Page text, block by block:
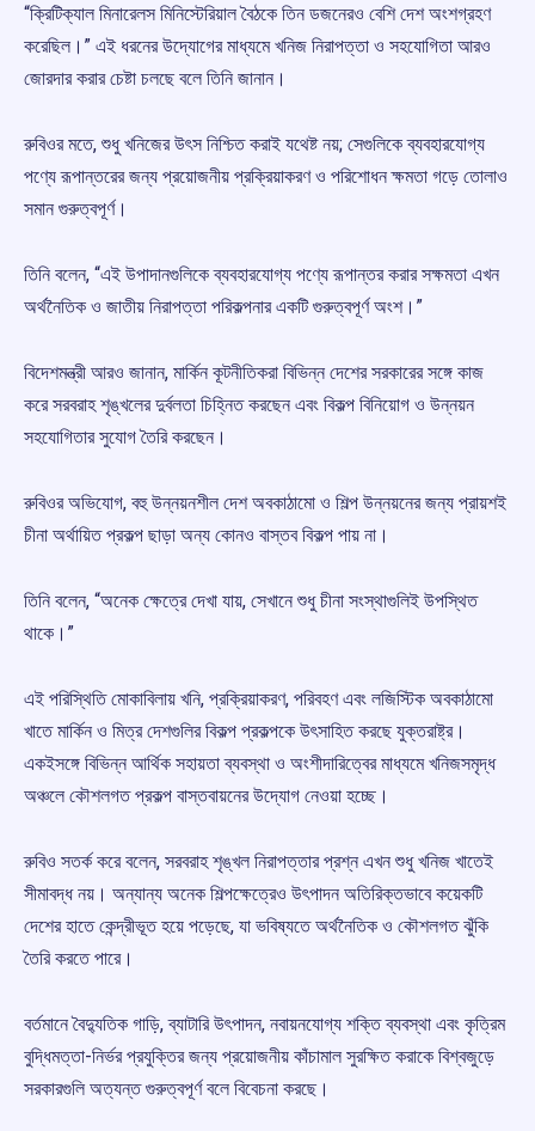
“ক্রিটিক্যাল মিনারেলস মিনিস্টেরিয়াল বৈঠকে তিন ডজনেরও বেশি দেশ অংশগ্রহণ
করেছিল।” এই ধরনের উদ্যোগের মাধ্যমে খনিজ নিরাপত্তা ও সহযোগিতা আরও
জোরদার করার চেষ্টা চলছে বলে তিনি জানান।
রুবিওর মতে, শুধু খনিজের উৎস নিশ্চিত করাই যথেষ্ট নয়; সেগুলিকে ব্যবহারযোগ্য
পণ্যে রূপান্তরের জন্য প্রয়োজনীয় প্রক্রিয়াকরণ ও পরিশোধন ক্ষমতা গড়ে তোলাও
সমান গুরুত্বপূর্ণ।
তিনি বলেন, “এই উপাদানগুলিকে ব্যবহারযোগ্য পণ্যে রূপান্তর করার সক্ষমতা এখন
অর্থনৈতিক ও জাতীয় নিরাপত্তা পরিকল্পনার একটি গুরুত্বপূর্ণ অংশ।”
বিদেশমন্ত্রী আরও জানান, মার্কিন কূটনীতিকরা বিভিন্ন দেশের সরকারের সঙ্গে কাজ
করে সরবরাহ শৃঙ্খলের দুর্বলতা চিহ্নিত করছেন এবং বিকল্প বিনিয়োগ ও উন্নয়ন
সহযোগিতার সুযোগ তৈরি করছেন।
রুবিওর অভিযোগ, বহু উন্নয়নশীল দেশ অবকাঠামো ও শিল্প উন্নয়নের জন্য প্রায়শই
চীনা অর্থায়িত প্রকল্প ছাড়া অন্য কোনও বাস্তব বিকল্প পায় না।
তিনি বলেন, “অনেক ক্ষেত্রে দেখা যায়, সেখানে শুধু চীনা সংস্থাগুলিই উপস্থিত
থাকে।”
এই পরিস্থিতি মোকাবিলায় খনি, প্রক্রিয়াকরণ, পরিবহণ এবং লজিস্টিক অবকাঠামো
খাতে মার্কিন ও মিত্র দেশগুলির বিকল্প প্রকল্পকে উৎসাহিত করছে যুক্তরাষ্ট্র।
একইসঙ্গে বিভিন্ন আর্থিক সহায়তা ব্যবস্থা ও অংশীদারিত্বের মাধ্যমে খনিজসমৃদ্ধ
অঞ্চলে কৌশলগত প্রকল্প বাস্তবায়নের উদ্যোগ নেওয়া হচ্ছে।
রুবিও সতর্ক করে বলেন, সরবরাহ শৃঙ্খল নিরাপত্তার প্রশ্ন এখন শুধু খনিজ খাতেই
সীমাবদ্ধ নয়। অন্যান্য অনেক শিল্পক্ষেত্রেও উৎপাদন অতিরিক্তভাবে কয়েকটি
দেশের হাতে কেন্দ্রীভূত হয়ে পড়েছে, যা ভবিষ্যতে অর্থনৈতিক ও কৌশলগত ঝুঁকি
তৈরি করতে পারে।
বর্তমানে বৈদ্যুতিক গাড়ি, ব্যাটারি উৎপাদন, নবায়নযোগ্য শক্তি ব্যবস্থা এবং কৃত্রিম
বুদ্ধিমত্তা-নির্ভর প্রযুক্তির জন্য প্রয়োজনীয় কাঁচামাল সুরক্ষিত করাকে বিশ্বজুড়ে
সরকারগুলি অত্যন্ত গুরুত্বপূর্ণ বলে বিবেচনা করছে।